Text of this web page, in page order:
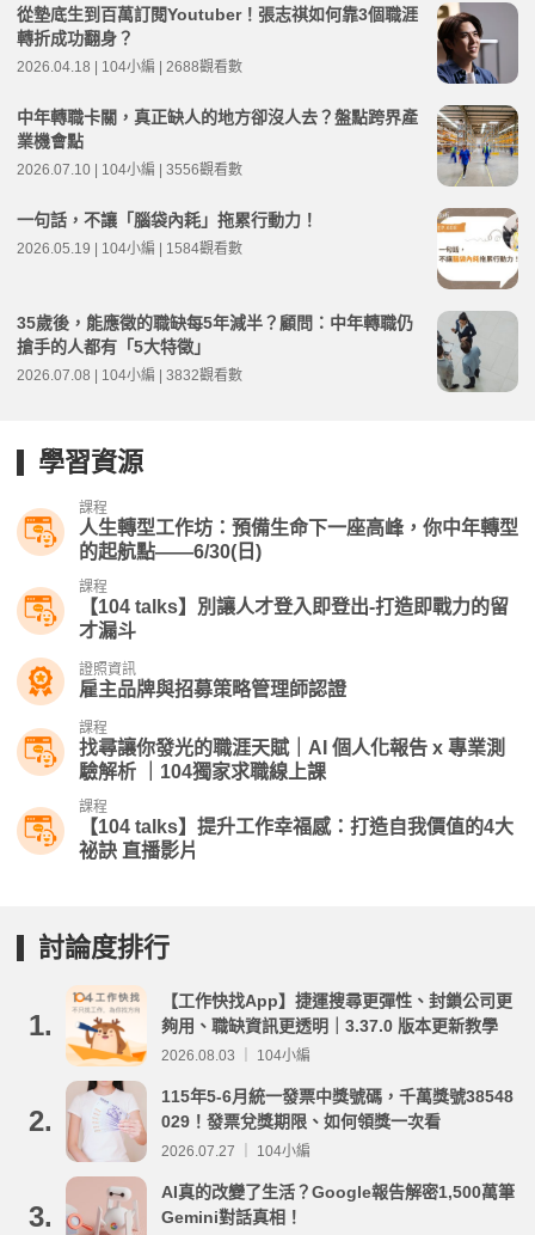
從墊底生到百萬訂閱Youtuber！張志祺如何靠3個職涯
轉折成功翻身？
2026.04.18 | 104小編 | 2688觀看數
中年轉職卡關，真正缺人的地方卻沒人去？盤點跨界產
業機會點
2026.07.10 | 104小編 | 3556觀看數
一句話，不讓「腦袋內耗」拖累行動力！
2026.05.19 | 104小編 | 1584觀看數
35歲後，能應徵的職缺每5年減半？顧問：中年轉職仍
搶手的人都有「5大特徵」
2026.07.08 | 104小編 | 3832觀看數
學習資源
課程
人生轉型工作坊：預備生命下一座高峰，你中年轉型
的起航點——6/30(日)
課程
【104 talks】別讓人才登入即登出-打造即戰力的留
才漏斗
證照資訊
雇主品牌與招募策略管理師認證
課程
找尋讓你發光的職涯天賦｜AI 個人化報告 x 專業測
驗解析 ｜104獨家求職線上課
課程
【104 talks】提升工作幸福感：打造自我價值的4大
祕訣 直播影片
討論度排行
1.
【工作快找App】捷運搜尋更彈性、封鎖公司更
夠用、職缺資訊更透明｜3.37.0 版本更新教學
2026.08.03 ｜ 104小編
2.
115年5-6月統一發票中獎號碼，千萬獎號38548
029！發票兌獎期限、如何領獎一次看
2026.07.27 ｜ 104小編
3.
AI真的改變了生活？Google報告解密1,500萬筆
Gemini對話真相！